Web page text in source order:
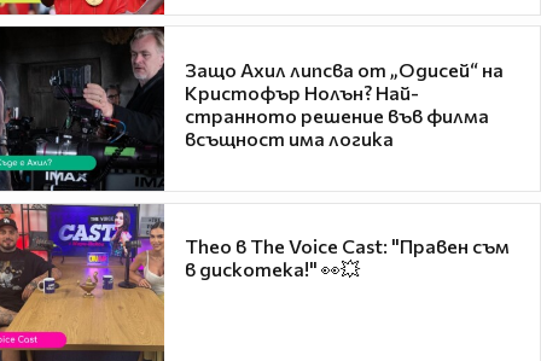
Защо Ахил липсва от „Одисей“ на
Кристофър Нолън? Най-
странното решение във филма
всъщност има логика
Theo в The Voice Cast: "Правен съм
в дискотека!" 👀💥